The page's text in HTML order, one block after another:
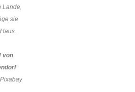
Lande,
sie
von